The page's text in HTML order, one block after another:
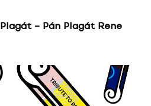
Plagát – Pán Plagát Rene